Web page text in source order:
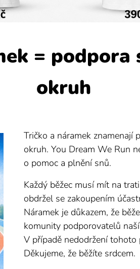
= podpora
okruh
Tričko a náramek znamenají
okruh. You Dream We Run
o pomoc a plnění snů.
Každý běžec musí mít na
obdržel se zakoupením
Náramek je důkazem, že
komunity podporovatelů
V případě nedodržení
Děkujeme, že běžíte srdcem.